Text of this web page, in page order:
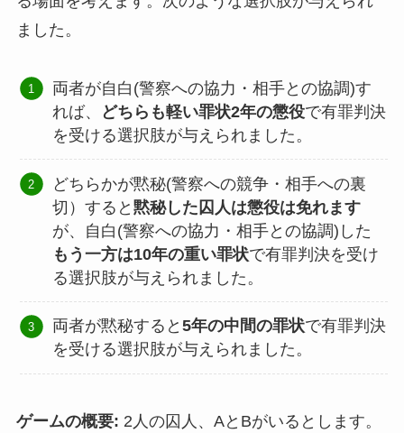
ました。
両者が自白(警察への協力・相手との協調)す
れば、
どちらも軽い罪状2年の懲役で有罪判決
を受ける選択肢が与えられました。
どちらかが黙秘(警察への競争・相手への裏
切）すると黙秘した囚人は懲役は免れます
が、自白(警察への協力・相手との協調)した
もう一方は10年の重い罪状で有罪判決を受け
る選択肢が与えられました。
両者が黙秘すると5年の中間の罪状で有罪判決
を受ける選択肢が与えられました。
ゲームの概要: 2人の囚人、AとBがいるとします。